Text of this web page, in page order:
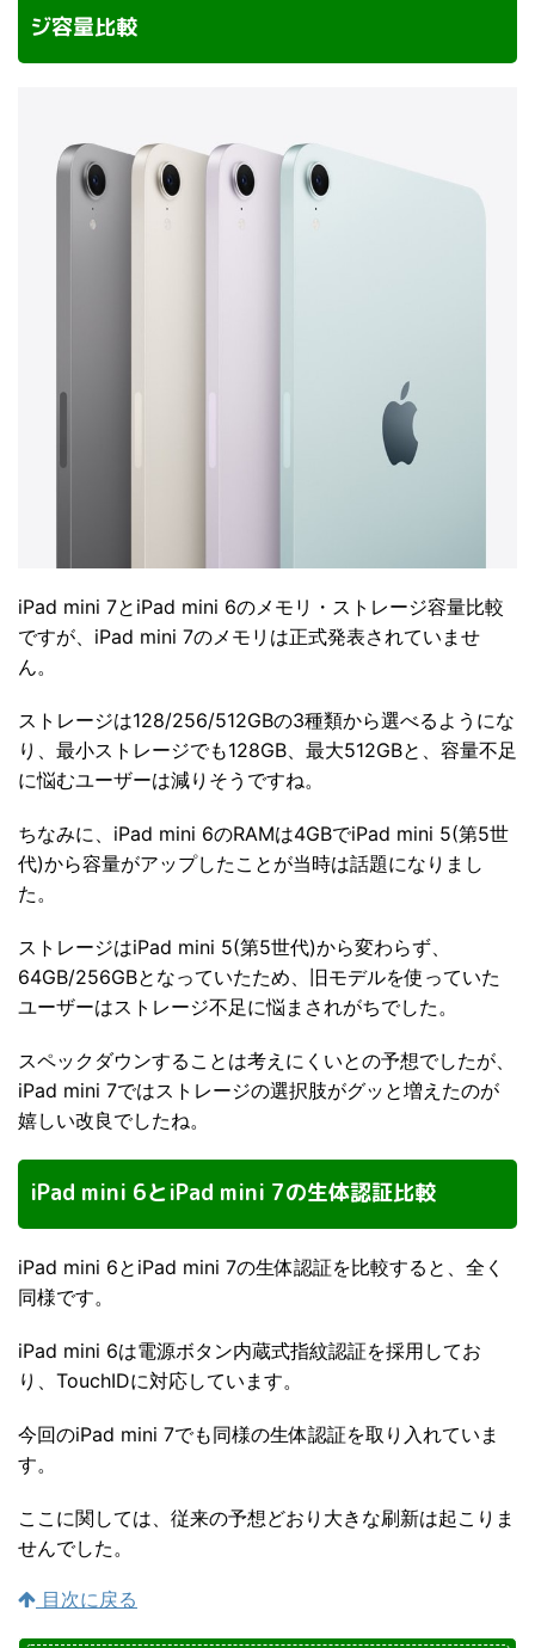
ジ容量比較
iPad mini 7とiPad mini 6のメモリ・ストレージ容量比較
ですが、iPad mini 7のメモリは正式発表されていませ
ん。
ストレージは128/256/512GBの3種類から選べるようにな
り、最小ストレージでも128GB、最大512GBと、容量不足
に悩むユーザーは減りそうですね。
ちなみに、iPad mini 6のRAMは4GBでiPad mini 5(第5世
代)から容量がアップしたことが当時は話題になりまし
た。
ストレージはiPad mini 5(第5世代)から変わらず、
64GB/256GBとなっていたため、旧モデルを使っていた
ユーザーはストレージ不足に悩まされがちでした。
スペックダウンすることは考えにくいとの予想でしたが、
iPad mini 7ではストレージの選択肢がグッと増えたのが
嬉しい改良でしたね。
iPad mini 6とiPad mini 7の生体認証比較
iPad mini 6とiPad mini 7の生体認証を比較すると、全く
同様です。
iPad mini 6は電源ボタン内蔵式指紋認証を採用してお
り、TouchIDに対応しています。
今回のiPad mini 7でも同様の生体認証を取り入れていま
す。
ここに関しては、従来の予想どおり大きな刷新は起こりま
せんでした。
目次に戻る